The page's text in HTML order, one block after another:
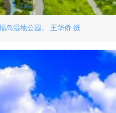
岛湿地公园。 王华侨 摄